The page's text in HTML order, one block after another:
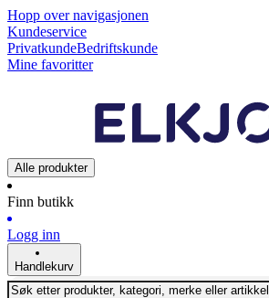
Hopp over navigasjonen
Kundeservice
PrivatkundeBedriftskunde
Mine favoritter
Alle produkter
Finn butikk
Logg inn
Handlekurv